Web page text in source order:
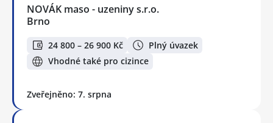
NOVÁK maso - uzeniny s.r.o.
Brno
24 800 – 26 900 Kč
Plný úvazek
Vhodné také pro cizince
Zveřejněno: 7. srpna